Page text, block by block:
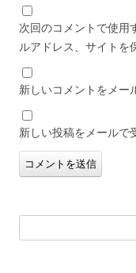
次回のコメントで使用
ルアドレス、サイトを
新しいコメントをメー
新しい投稿をメールで
索: